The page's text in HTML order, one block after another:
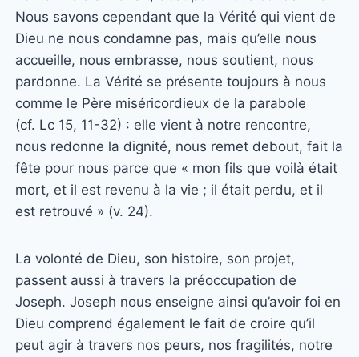
Nous savons cependant que la Vérité qui vient de
Dieu ne nous condamne pas, mais qu’elle nous
accueille, nous embrasse, nous soutient, nous
pardonne. La Vérité se présente toujours à nous
comme le Père miséricordieux de la parabole
(cf. Lc 15, 11-32) : elle vient à notre rencontre,
nous redonne la dignité, nous remet debout, fait la
fête pour nous parce que « mon fils que voilà était
mort, et il est revenu à la vie ; il était perdu, et il
est retrouvé » (v. 24).
La volonté de Dieu, son histoire, son projet,
passent aussi à travers la préoccupation de
Joseph. Joseph nous enseigne ainsi qu’avoir foi en
Dieu comprend également le fait de croire qu’il
peut agir à travers nos peurs, nos fragilités, notre